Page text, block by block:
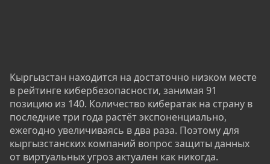
Кыргызстан находится на достаточно низком месте
в рейтинге кибербезопасности, занимая 91
позицию из 140. Количество кибератак на страну в
последние три года растёт экспоненциально,
ежегодно увеличиваясь в два раза. Поэтому для
кыргызстанских компаний вопрос защиты данных
от виртуальных угроз актуален как никогда.